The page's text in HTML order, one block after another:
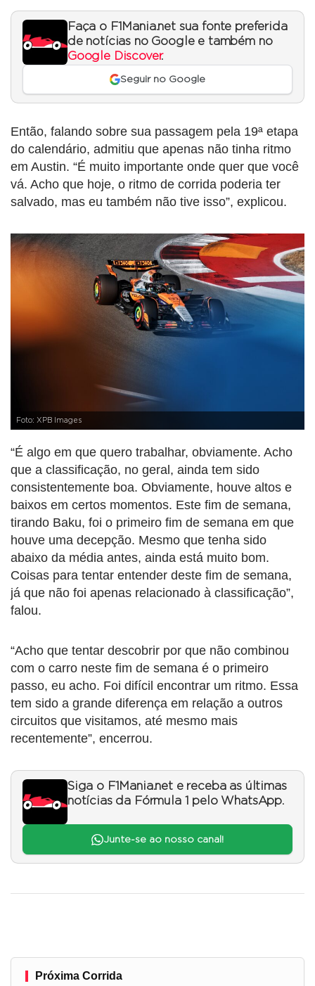
Faça o F1Mania.net sua fonte preferida
de notícias no Google e também no
Google Discover.
Seguir no Google
Então, falando sobre sua passagem pela 19ª etapa
do calendário, admitiu que apenas não tinha ritmo
em Austin. “É muito importante onde quer que você
vá. Acho que hoje, o ritmo de corrida poderia ter
salvado, mas eu também não tive isso”, explicou.
Foto: XPB Images
“É algo em que quero trabalhar, obviamente. Acho
que a classificação, no geral, ainda tem sido
consistentemente boa. Obviamente, houve altos e
baixos em certos momentos. Este fim de semana,
tirando Baku, foi o primeiro fim de semana em que
houve uma decepção. Mesmo que tenha sido
abaixo da média antes, ainda está muito bom.
Coisas para tentar entender deste fim de semana,
já que não foi apenas relacionado à classificação”,
falou.
“Acho que tentar descobrir por que não combinou
com o carro neste fim de semana é o primeiro
passo, eu acho. Foi difícil encontrar um ritmo. Essa
tem sido a grande diferença em relação a outros
circuitos que visitamos, até mesmo mais
recentemente”, encerrou.
Siga o F1Mania.net e receba as últimas
notícias da Fórmula 1 pelo WhatsApp.
Junte-se ao nosso canal!
Próxima Corrida